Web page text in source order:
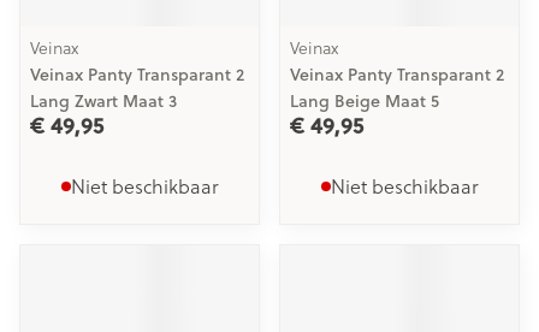
Veinax
Veinax Panty Transparant 2
Lang Zwart Maat 3
€ 49,95
Niet beschikbaar
Veinax
Veinax Panty Transparant 2
Lang Beige Maat 5
€ 49,95
Niet beschikbaar